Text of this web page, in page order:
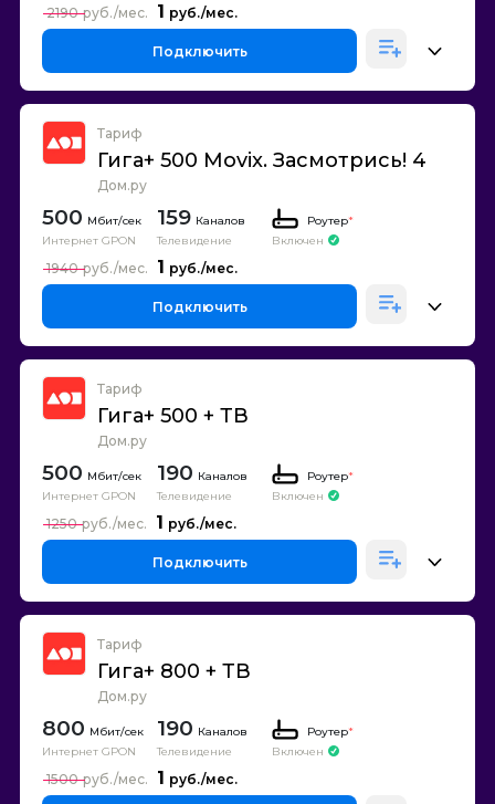
1
2190
Подключить
Тариф
Гига+ 500 Movix. Засмотрись! 4
Дом.ру
500
Интернет GPON
159 Каналов
Телевидение
Роутер*
Включен
1
1940
Подключить
Тариф
Гига+ 500 + ТВ
Дом.ру
500
Интернет GPON
190 Каналов
Телевидение
Роутер*
Включен
1
1250
Подключить
Тариф
Гига+ 800 + ТВ
Дом.ру
800
Интернет GPON
190 Каналов
Телевидение
Роутер*
Включен
1
1500